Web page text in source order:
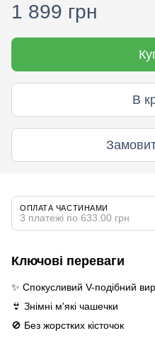
1 899 грн
В
ОПЛАТА ЧАСТИНАМИ
3 платежі по 633.00 грн
Ключові переваги
✨ Спокусливий V-подібний
👙 Знімні м'які чашечки
🚫 Без жорстких кісточок